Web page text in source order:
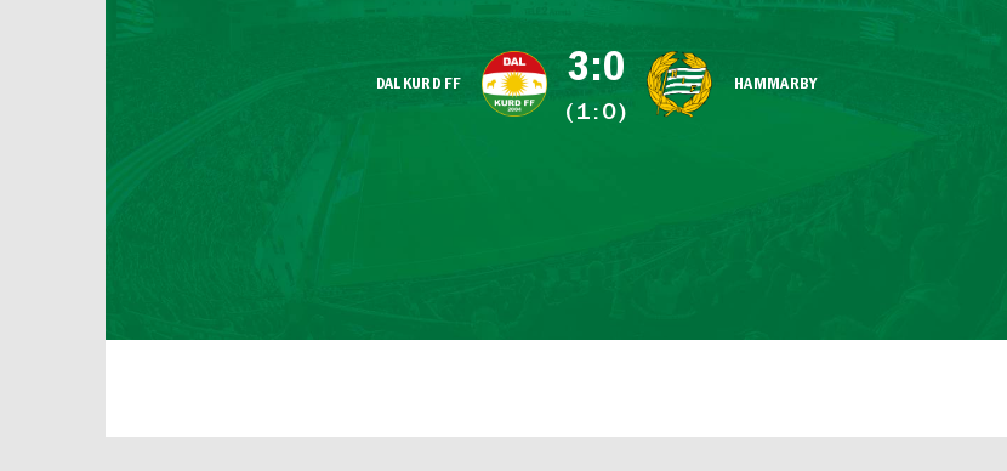
DALKURD FF 3:0
(1:0)
HAMMARBY